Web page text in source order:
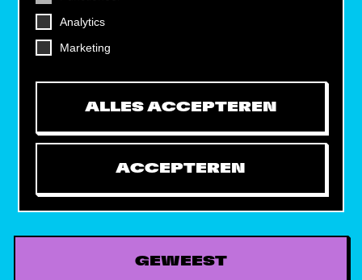
Analytics
Marketing
ALLES ACCEPTEREN
ACCEPTEREN
GEWEEST
CONTACT
Helling 7, 3523 CB Utrecht
Toegankelijkheids­verklaringMijn tickets